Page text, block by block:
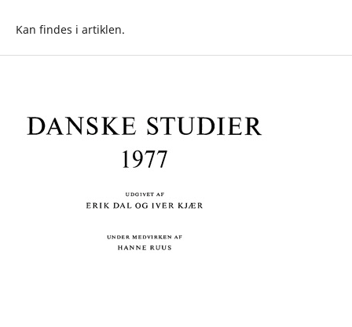
Kan findes i artiklen.